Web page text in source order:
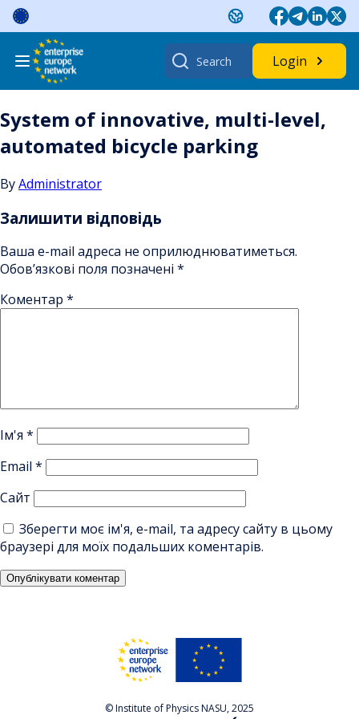
Skip
content
Search
for:
Login
System of innovative, multi-level,
automated bicycle parking
ByAdministrator
Залишити відповідь
Ваша e-mail адреса не оприлюднюватиметься.
Обов’язкові поля позначені *
Коментар *
Ім'я *
Email *
Сайт
Зберегти моє ім'я, e-mail, та адресу сайту в цьому
браузері для моїх подальших коментарів.
© Institute of Physics NASU, 2025